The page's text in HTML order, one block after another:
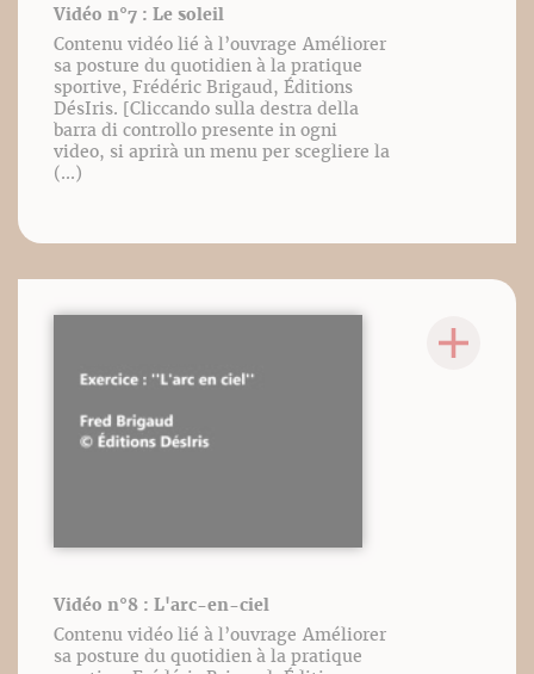
Vidéo n°7 : Le soleil
Contenu vidéo lié à l’ouvrage Améliorer
sa posture du quotidien à la pratique
sportive, Frédéric Brigaud, Éditions
DésIris. [Cliccando sulla destra della
barra di controllo presente in ogni
video, si aprirà un menu per scegliere la
(...)
Vidéo n°8 : L'arc-en-ciel
Contenu vidéo lié à l’ouvrage Améliorer
sa posture du quotidien à la pratique